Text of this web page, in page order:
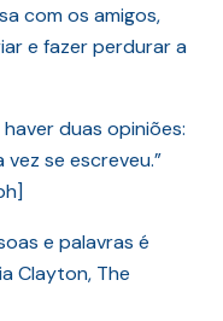
com os amigos,
e fazer perdurar a
duas opiniões:
se escreveu.”
e palavras é
Clayton, The